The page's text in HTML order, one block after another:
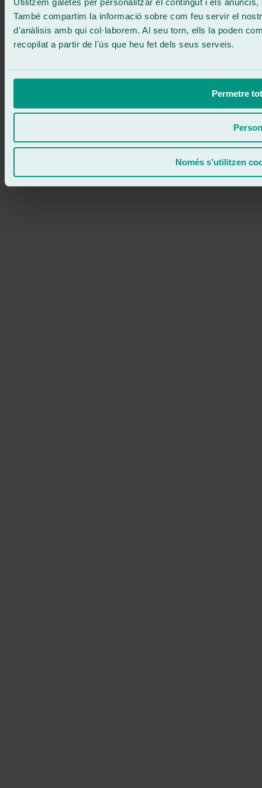
També compartim la informació sobre com feu servir el
d'anàlisis amb qui col·laborem. Al seu torn, ells la poden
recopilat a partir de l'ús que heu fet dels seus serveis.
Permetre
Només s’utilitzen